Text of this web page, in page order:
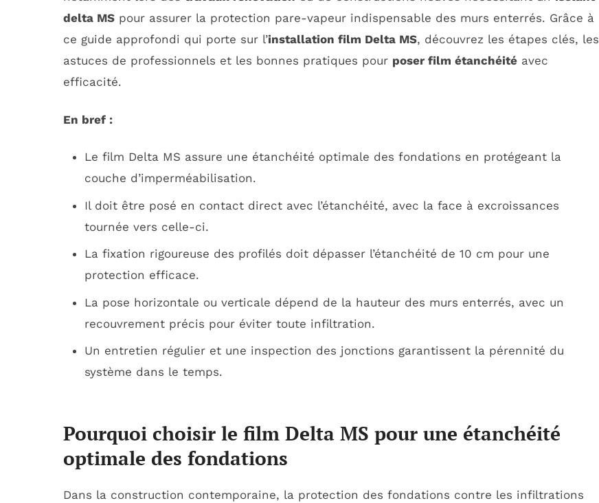
delta MS pour assurer la protection pare-vapeur indispensable des murs enterrés. Grâce à
ce guide approfondi qui porte sur l’installation film Delta MS, découvrez les étapes clés, les
astuces de professionnels et les bonnes pratiques pour poser film étanchéité avec
efficacité.
En bref :
Le film Delta MS assure une étanchéité optimale des fondations en protégeant la
couche d’imperméabilisation.
Il doit être posé en contact direct avec l’étanchéité, avec la face à excroissances
tournée vers celle-ci.
La fixation rigoureuse des profilés doit dépasser l’étanchéité de 10 cm pour une
protection efficace.
La pose horizontale ou verticale dépend de la hauteur des murs enterrés, avec un
recouvrement précis pour éviter toute infiltration.
Un entretien régulier et une inspection des jonctions garantissent la pérennité du
système dans le temps.
Pourquoi choisir le film Delta MS pour une étanchéité
optimale des fondations
Dans la construction contemporaine, la protection des fondations contre les infiltrations